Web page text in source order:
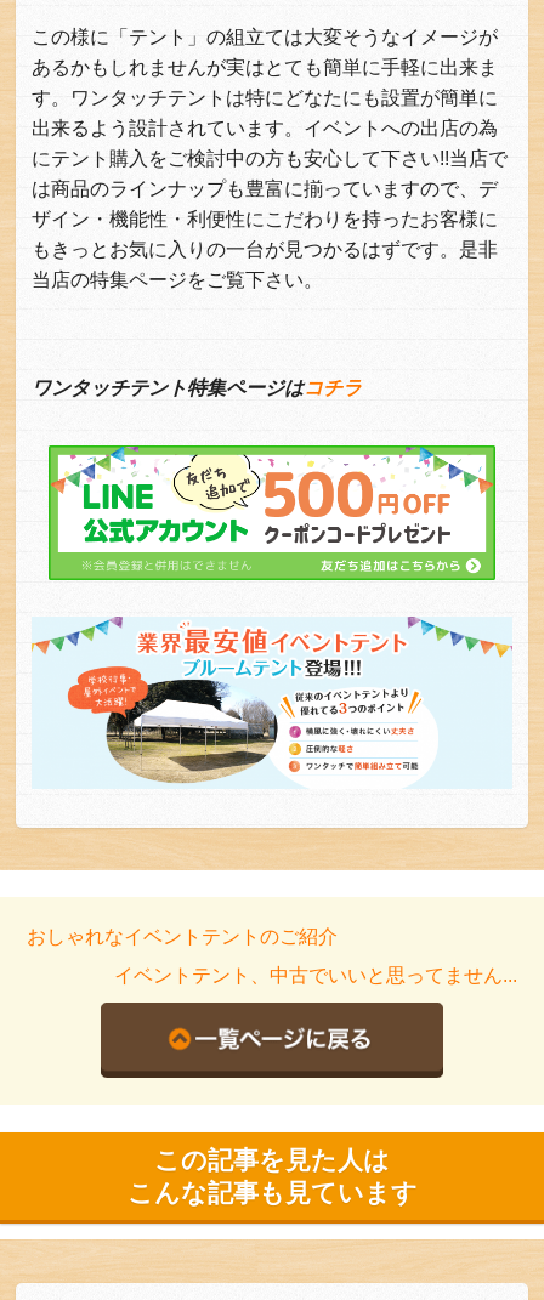
この様に「テント」の組立ては大変そうなイメージが
あるかもしれませんが実はとても簡単に手軽に出来ま
す。ワンタッチテントは特にどなたにも設置が簡単に
出来るよう設計されています。イベントへの出店の為
にテント購入をご検討中の方も安心して下さい!!当店で
は商品のラインナップも豊富に揃っていますので、デ
ザイン・機能性・利便性にこだわりを持ったお客様に
もきっとお気に入りの一台が見つかるはずです。是非
当店の特集ページをご覧下さい。
ワンタッチテント特集ページはコチラ
おしゃれなイベントテントのご紹介
イベントテント、中古でいいと思ってません...
この記事を見た人は
こんな記事も見ています